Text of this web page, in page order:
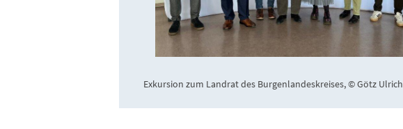
Exkursion zum Landrat des Burgenlandeskreises, © Götz Ulrich